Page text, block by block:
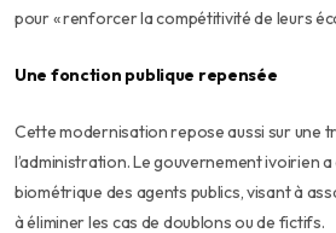
pour « renforcer la compétitivité de leurs
Une fonction publique repensée
Cette modernisation repose aussi sur une
l’administration. Le gouvernement ivoirien
biométrique des agents publics, visant à
à éliminer les cas de doublons ou de fictifs.